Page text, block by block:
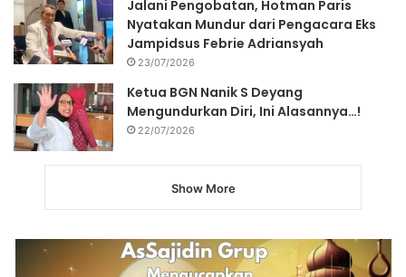
Jalani Pengobatan, Hotman Paris
Nyatakan Mundur dari Pengacara Eks
Jampidsus Febrie Adriansyah
23/07/2026
Ketua BGN Nanik S Deyang
Mengundurkan Diri, Ini Alasannya…!
22/07/2026
Show More